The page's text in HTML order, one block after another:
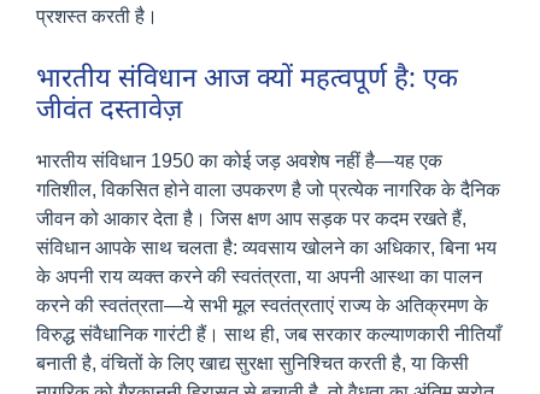
प्रशस्त करती है।
भारतीय संविधान आज क्यों महत्वपूर्ण है: एक
जीवंत दस्तावेज़
भारतीय संविधान 1950 का कोई जड़ अवशेष नहीं है—यह एक
गतिशील, विकसित होने वाला उपकरण है जो प्रत्येक नागरिक के दैनिक
जीवन को आकार देता है। जिस क्षण आप सड़क पर कदम रखते हैं,
संविधान आपके साथ चलता है: व्यवसाय खोलने का अधिकार, बिना भय
के अपनी राय व्यक्त करने की स्वतंत्रता, या अपनी आस्था का पालन
करने की स्वतंत्रता—ये सभी मूल स्वतंत्रताएं राज्य के अतिक्रमण के
विरुद्ध संवैधानिक गारंटी हैं। साथ ही, जब सरकार कल्याणकारी नीतियाँ
बनाती है, वंचितों के लिए खाद्य सुरक्षा सुनिश्चित करती है, या किसी